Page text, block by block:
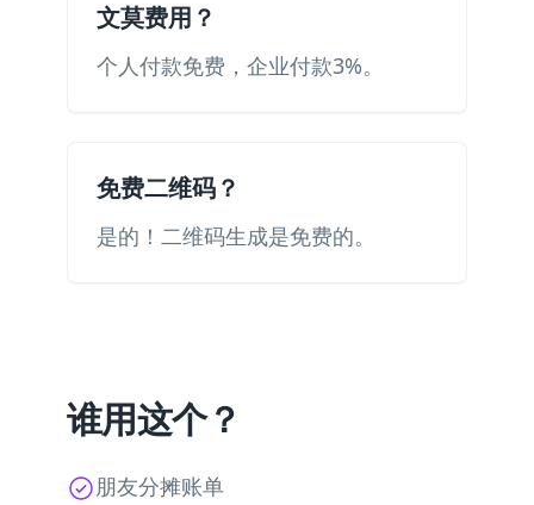
文莫费用？
个人付款免费，企业付款3%。
免费二维码？
是的！二维码生成是免费的。
谁用这个？
朋友分摊账单